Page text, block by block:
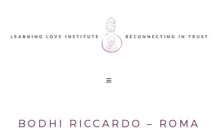
BODHI RICCARDO – ROMA